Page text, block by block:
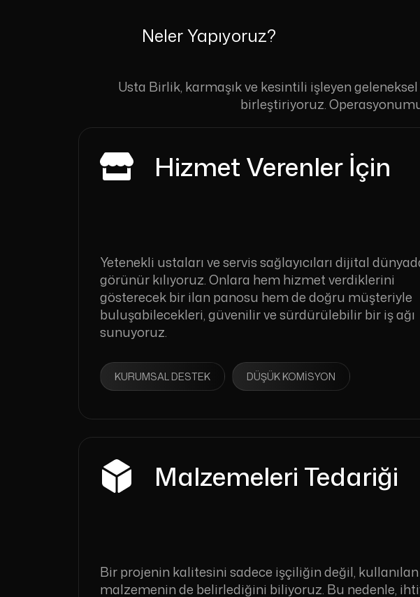
Neler Yapıyoruz?
Usta Birlik, karmaşık ve kesintili işleyen
birleştiriyoruz.
Hizmet Verenler İçin
Yetenekli ustaları ve servis sağlayıcıları dijital
görünür kılıyoruz. Onlara hem hizmet verdiklerini
gösterecek bir ilan panosu hem de doğru müşteriyle
buluşabilecekleri, güvenilir ve sürdürülebilir bir iş ağı
sunuyoruz.
KURUMSAL DESTEK DÜŞÜK KOMISYON
Malzemeleri Tedariği
Bir projenin kalitesini sadece işçiliğin değil, kullanılan
malzemenin de belirlediğini biliyoruz. Bu nedenle,